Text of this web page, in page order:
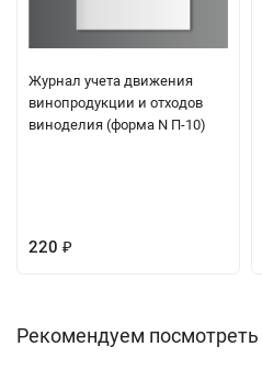
Журнал учета движения
винопродукции и отходов
виноделия (форма N П-10)
220 ₽
Рекомендуем посмотреть